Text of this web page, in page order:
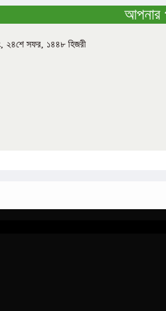
আপনার
২৪শে সফর, ১৪৪৮ হিজরী